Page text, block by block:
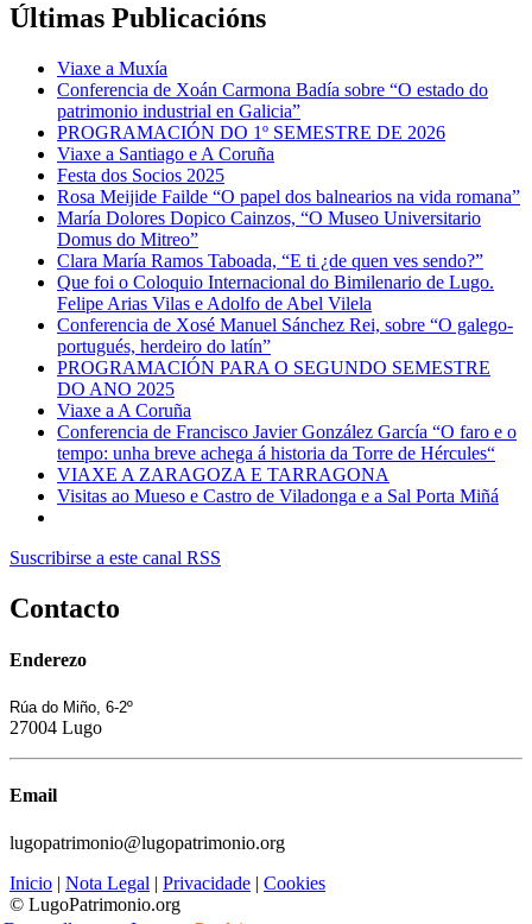
Últimas Publicacións
Viaxe a Muxía
Conferencia de Xoán Carmona Badía sobre “O estado do
patrimonio industrial en Galicia”
PROGRAMACIÓN DO 1º SEMESTRE DE 2026
Viaxe a Santiago e A Coruña
Festa dos Socios 2025
Rosa Meijide Failde “O papel dos balnearios na vida romana”
María Dolores Dopico Cainzos, “O Museo Universitario
Domus do Mitreo”
Clara María Ramos Taboada, “E ti ¿de quen ves sendo?”
Que foi o Coloquio Internacional do Bimilenario de Lugo.
Felipe Arias Vilas e Adolfo de Abel Vilela
Conferencia de Xosé Manuel Sánchez Rei, sobre “O galego-
portugués, herdeiro do latín”
PROGRAMACIÓN PARA O SEGUNDO SEMESTRE
DO ANO 2025
Viaxe a A Coruña
Conferencia de Francisco Javier González García “O faro e o
tempo: unha breve achega á historia da Torre de Hércules“
VIAXE A ZARAGOZA E TARRAGONA
Visitas ao Mueso e Castro de Viladonga e a Sal Porta Miñá
Suscribirse a este canal RSS
Contacto
Enderezo
Rúa do Miño, 6-2º
27004 Lugo
Email
lugopatrimonio@lugopatrimonio.org
Inicio | Nota Legal | Privacidade | Cookies
© LugoPatrimonio.org